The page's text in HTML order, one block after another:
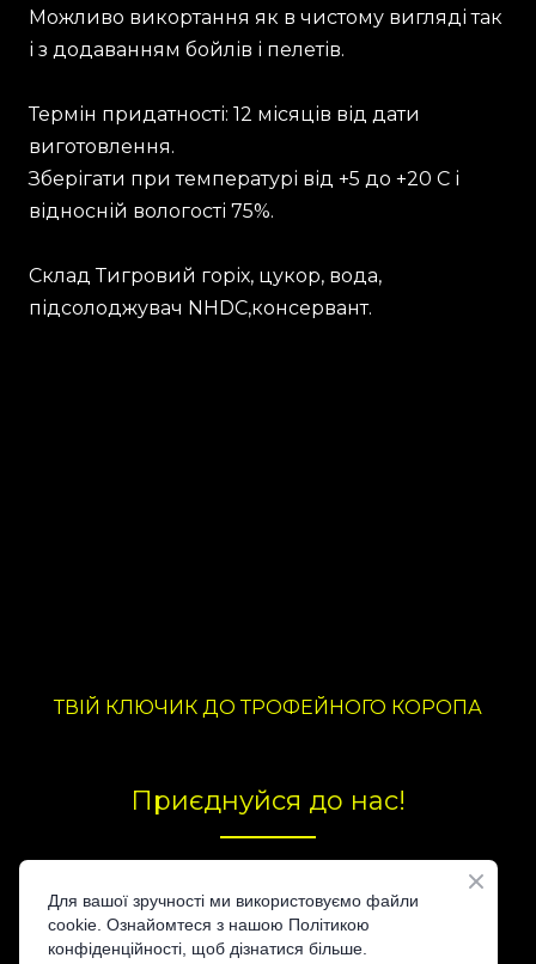
Можливо викортання як в чистому вигляді так
і з додаванням бойлів і пелетів.
Термін придатності: 12 місяців від дати
виготовлення.
Зберігати при температурі від +5 до +20 С і
відносній вологості 75%.
Склад Тигровий горіх, цукор, вода,
підсолоджувач NHDC,консервант.
ТВІЙ КЛЮЧИК ДО ТРОФЕЙНОГО КОРОПА
Приєднуйся до нас!
Для вашої зручності ми використовуємо файли
cookie. Ознайомтеся з нашою Політикою
конфіденційності, щоб дізнатися більше.